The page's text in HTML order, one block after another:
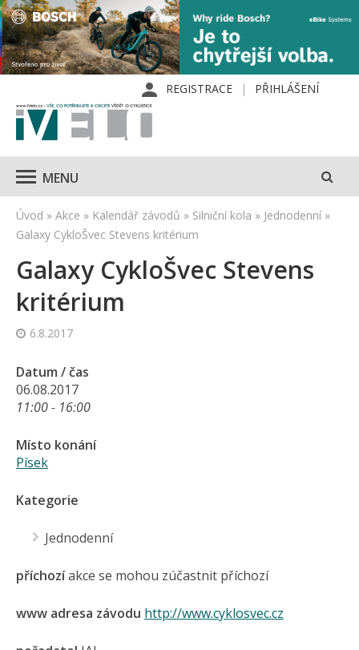
REGISTRACE PŘIHLÁŠENÍ
MENU
Úvod » Akce » Kalendář závodů » Silniční kola » Jednodenní »
Galaxy CykloŠvec Stevens kritérium
Galaxy CykloŠvec Stevens
kritérium
6.8.2017
Datum / čas
06.08.2017
11:00 - 16:00
Místo konání
Písek
Kategorie
Jednodenní
příchozíakce se mohou zúčastnit příchozí
www adresa závodu http://www.cyklosvec.cz